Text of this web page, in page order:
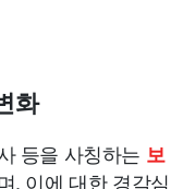
기타
화
등을 사칭하는 보
, 이에 대한 경각심